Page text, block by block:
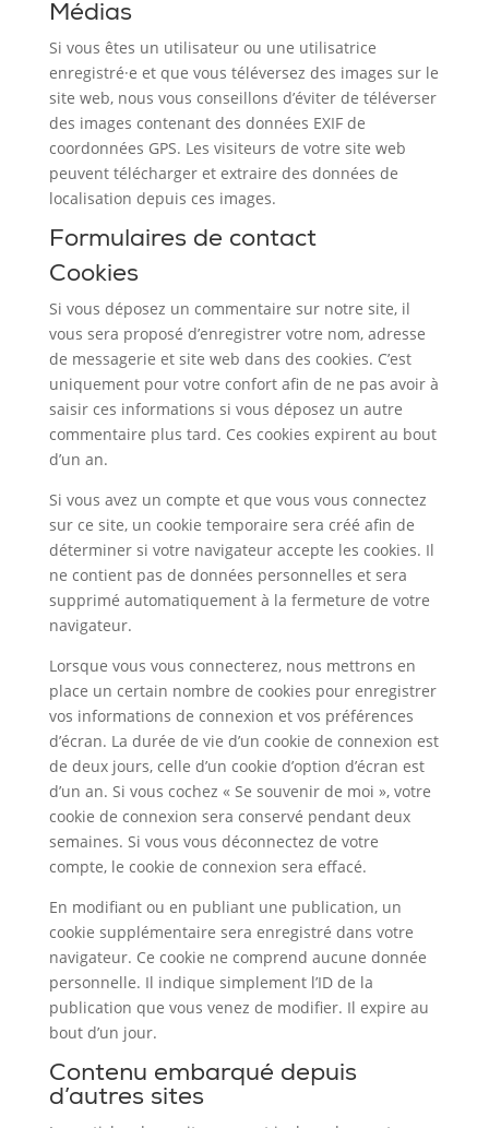
Médias
Si vous êtes un utilisateur ou une utilisatrice
enregistré·e et que vous téléversez des images sur le
site web, nous vous conseillons d’éviter de téléverser
des images contenant des données EXIF de
coordonnées GPS. Les visiteurs de votre site web
peuvent télécharger et extraire des données de
localisation depuis ces images.
Formulaires de contact
Cookies
Si vous déposez un commentaire sur notre site, il
vous sera proposé d’enregistrer votre nom, adresse
de messagerie et site web dans des cookies. C’est
uniquement pour votre confort afin de ne pas avoir à
saisir ces informations si vous déposez un autre
commentaire plus tard. Ces cookies expirent au bout
d’un an.
Si vous avez un compte et que vous vous connectez
sur ce site, un cookie temporaire sera créé afin de
déterminer si votre navigateur accepte les cookies. Il
ne contient pas de données personnelles et sera
supprimé automatiquement à la fermeture de votre
navigateur.
Lorsque vous vous connecterez, nous mettrons en
place un certain nombre de cookies pour enregistrer
vos informations de connexion et vos préférences
d’écran. La durée de vie d’un cookie de connexion est
de deux jours, celle d’un cookie d’option d’écran est
d’un an. Si vous cochez « Se souvenir de moi », votre
cookie de connexion sera conservé pendant deux
semaines. Si vous vous déconnectez de votre
compte, le cookie de connexion sera effacé.
En modifiant ou en publiant une publication, un
cookie supplémentaire sera enregistré dans votre
navigateur. Ce cookie ne comprend aucune donnée
personnelle. Il indique simplement l’ID de la
publication que vous venez de modifier. Il expire au
bout d’un jour.
Contenu embarqué depuis
d’autres sites